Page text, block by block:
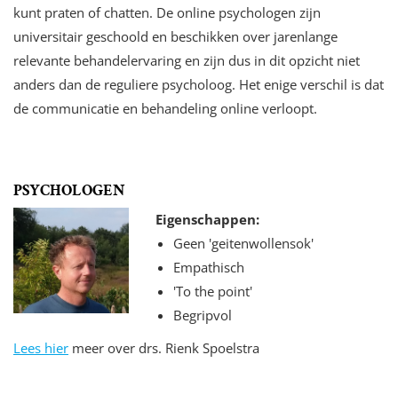
kunt praten of chatten. De online psychologen zijn
universitair geschoold en beschikken over jarenlange
relevante behandelervaring en zijn dus in dit opzicht niet
anders dan de reguliere psycholoog. Het enige verschil is dat
de communicatie en behandeling online verloopt.
PSYCHOLOGEN
Eigenschappen:
Geen 'geitenwollensok'
Empathisch
'To the point'
Begripvol
Lees hier meer over drs. Rienk Spoelstra